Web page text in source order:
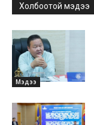
Холбоотой мэдээ
Мэдээ